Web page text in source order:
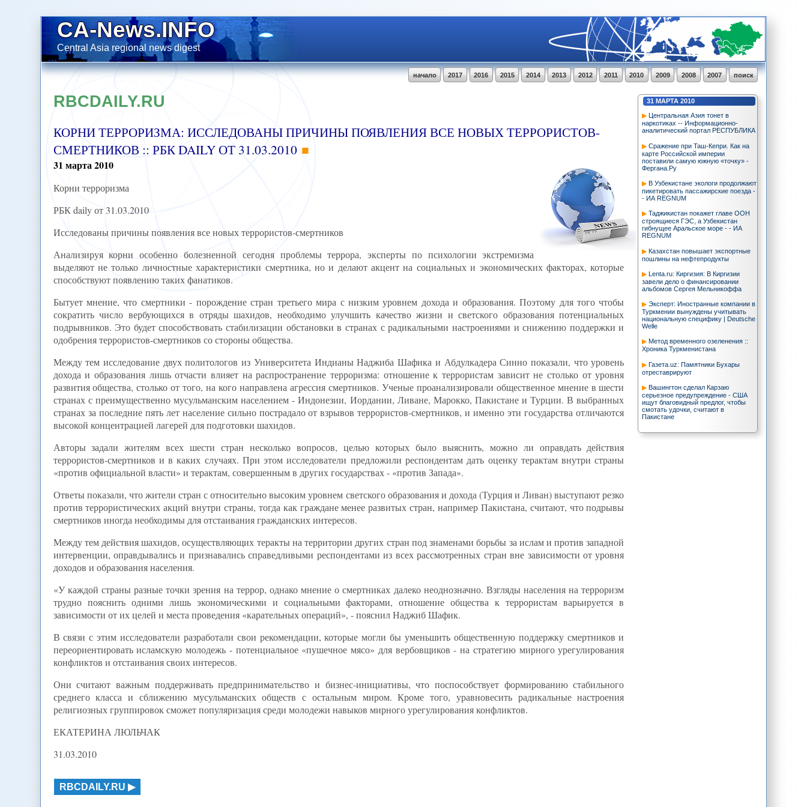
CA-News.INFO
Central Asia regional news digest
поиск
2007
2008
2009
2010
2011
2012
2013
2014
2015
2016
2017
начало
31 МАРТА 2010
Центральная Азия тонет в
наркотиках -- Информационно-
аналитический портал РЕСПУБЛИКА
Сражение при Таш-Кепри. Как на
карте Российской империи
поставили самую южную «точку» -
Фергана.Ру
В Узбекистане экологи продолжают
пикетировать пассажирские поезда -
- ИА REGNUM
Таджикистан покажет главе ООН
строящиеся ГЭС, а Узбекистан
гибнущее Аральское море - - ИА
REGNUM
Казахстан повышает экспортные
пошлины на нефтепродукты
Lenta.ru: Киргизия: В Киргизии
завели дело о финансировании
альбомов Сергея Мельникоффа
Эксперт: Иностранные компании в
Туркмении вынуждены учитывать
национальную специфику | Deutsche
Welle
Метод временного озеленения ::
Хроника Туркменистана
Газета.uz: Памятники Бухары
отреставрируют
Вашингтон сделал Карзаю
серьезное предупреждение - США
ищут благовидный предлог, чтобы
смотать удочки, считают в
Пакистане
CA-NEWS : США надеются, что суд
RBCDAILY.RU
КОРНИ ТЕРРОРИЗМА: ИССЛЕДОВАНЫ ПРИЧИНЫ ПОЯВЛЕНИЯ ВСЕ НОВЫХ ТЕРРОРИСТОВ-
СМЕРТНИКОВ :: РБК DAILY ОТ 31.03.2010
31 марта2010
Корни терроризма
РБК daily от 31.03.2010
Исследованы причины появления все новых террористов-смертников
Анализируя корни особенно болезненной сегодня проблемы террора, эксперты по психологии экстремизма
выделяют не только личностные характеристики смертника, но и делают акцент на социальных и экономических факторах, которые
способствуют появлению таких фанатиков.
Бытует мнение, что смертники - порождение стран третьего мира с низким уровнем дохода и образования. Поэтому для того чтобы
сократить число вербующихся в отряды шахидов, необходимо улучшить качество жизни и светского образования потенциальных
подрывников. Это будет способствовать стабилизации обстановки в странах с радикальными настроениями и снижению поддержки и
одобрения террористов-смертников со стороны общества.
Между тем исследование двух политологов из Университета Индианы Наджиба Шафика и Абдулкадера Синно показали, что уровень
дохода и образования лишь отчасти влияет на распространение терроризма: отношение к террористам зависит не столько от уровня
развития общества, столько от того, на кого направлена агрессия смертников. Ученые проанализировали общественное мнение в шести
странах с преимущественно мусульманским населением - Индонезии, Иордании, Ливане, Марокко, Пакистане и Турции. В выбранных
странах за последние пять лет население сильно пострадало от взрывов террористов-смертников, и именно эти государства отличаются
высокой концентрацией лагерей для подготовки шахидов.
Авторы задали жителям всех шести стран несколько вопросов, целью которых было выяснить, можно ли оправдать действия
террористов-смертников и в каких случаях. При этом исследователи предложили респондентам дать оценку терактам внутри страны
«против официальной власти» и терактам, совершенным в других государствах - «против Запада».
Ответы показали, что жители стран с относительно высоким уровнем светского образования и дохода (Турция и Ливан) выступают резко
против террористических акций внутри страны, тогда как граждане менее развитых стран, например Пакистана, считают, что подрывы
смертников иногда необходимы для отстаивания гражданских интересов.
Между тем действия шахидов, осуществляющих теракты на территории других стран под знаменами борьбы за ислам и против западной
интервенции, оправдывались и признавались справедливыми респондентами из всех рассмотренных стран вне зависимости от уровня
доходов и образования населения.
«У каждой страны разные точки зрения на террор, однако мнение о смертниках далеко неоднозначно. Взгляды населения на терроризм
трудно пояснить одними лишь экономическими и социальными факторами, отношение общества к террористам варьируется в
зависимости от их целей и места проведения «карательных операций», - пояснил Наджиб Шафик.
В связи с этим исследователи разработали свои рекомендации, которые могли бы уменьшить общественную поддержку смертников и
переориентировать исламскую молодежь - потенциальное «пушечное мясо» для вербовщиков - на стратегию мирного урегулирования
конфликтов и отстаивания своих интересов.
Они считают важным поддерживать предпринимательство и бизнес-инициативы, что поспособствует формированию стабильного
среднего класса и сближению мусульманских обществ с остальным миром. Кроме того, уравновесить радикальные настроения
религиозных группировок сможет популяризация среди молодежи навыков мирного урегулирования конфликтов.
ЕКАТЕРИНА ЛЮЛЬЧАК
31.03.2010
RBCDAILY.RU